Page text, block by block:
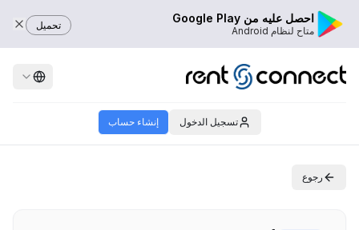
احصل عليه من Google Play
متاح لنظام Android تحميل
تسجيل الدخول إنشاء حساب
رجوع